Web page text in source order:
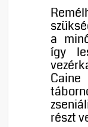
a
így
részt